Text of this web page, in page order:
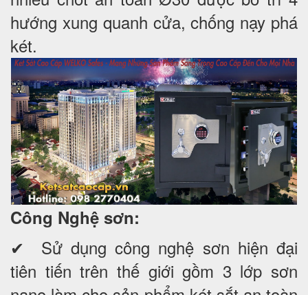
hướng xung quanh cửa, chống nạy phá
két.
Công Nghệ sơn:
✔ Sử dụng công nghệ sơn hiện đại
tiên tiến trên thế giới gồm 3 lớp sơn